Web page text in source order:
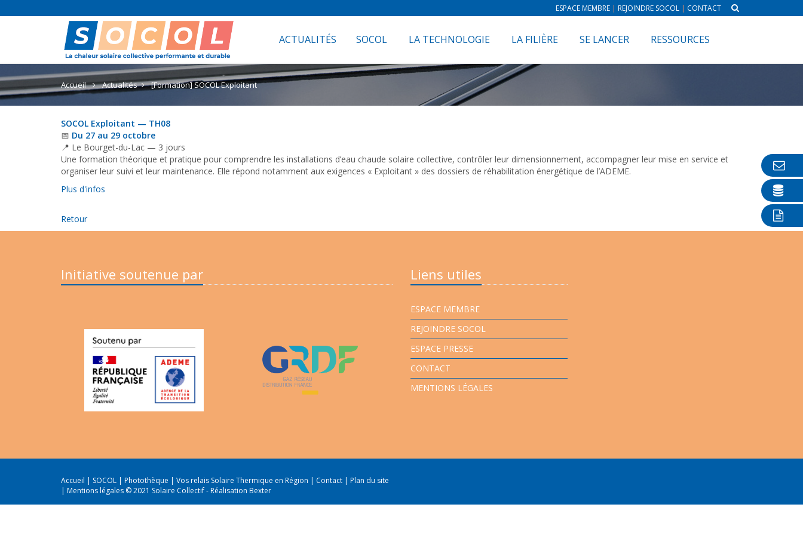
ESPACE MEMBRE | REJOINDRE SOCOL | CONTACT
ACTUALITÉS SOCOL LA TECHNOLOGIE LA FILIÈRE SE LANCER RESSOURCES
Accueil Actualités [Formation] SOCOL Exploitant
SOCOL Exploitant — TH08
📅 Du 27 au 29 octobre
📍 Le Bourget-du-Lac — 3 jours
Une formation théorique et pratique pour comprendre les installations d’eau chaude solaire collective, contrôler leur dimensionnement, accompagner leur mise en service et
organiser leur suivi et leur maintenance. Elle répond notamment aux exigences « Exploitant » des dossiers de réhabilitation énergétique de l’ADEME.
Plus d'infos
Retour
Initiative soutenue par Liens utiles
ESPACE MEMBRE
REJOINDRE SOCOL
ESPACE PRESSE
CONTACT
MENTIONS LÉGALES
Accueil | SOCOL | Photothèque | Vos relais Solaire Thermique en Région | Contact | Plan du site
| Mentions légales © 2021 Solaire Collectif -Réalisation Bexter